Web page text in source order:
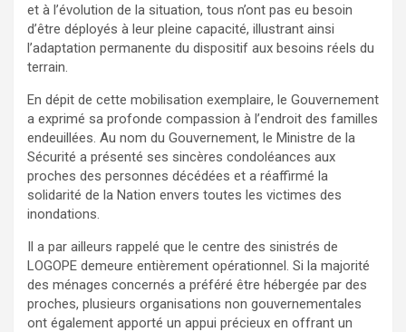
et à l’évolution de la situation, tous n’ont pas eu besoin
d’être déployés à leur pleine capacité, illustrant ainsi
l’adaptation permanente du dispositif aux besoins réels du
terrain.
En dépit de cette mobilisation exemplaire, le Gouvernement
a exprimé sa profonde compassion à l’endroit des familles
endeuillées. Au nom du Gouvernement, le Ministre de la
Sécurité a présenté ses sincères condoléances aux
proches des personnes décédées et a réaffirmé la
solidarité de la Nation envers toutes les victimes des
inondations.
Il a par ailleurs rappelé que le centre des sinistrés de
LOGOPE demeure entièrement opérationnel. Si la majorité
des ménages concernés a préféré être hébergée par des
proches, plusieurs organisations non gouvernementales
ont également apporté un appui précieux en offrant un